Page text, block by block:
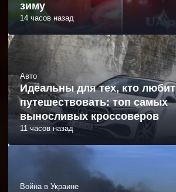
зиму
14 часов назад
Авто
Идеальны для тех, кто любит
путешествовать: топ самых
выносливых кроссоверов
11 часов назад
Война в Украине